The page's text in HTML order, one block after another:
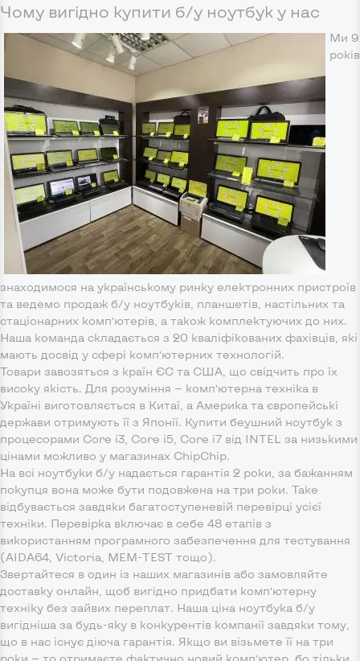
Чому вигідно купити б/у ноутбук у нас
Ми 9
років
знаходимося на українському ринку електронних пристроїв
та ведемо продаж б/у ноутбуків, планшетів, настільних та
стаціонарних комп’ютерів, а також комплектуючих до них.
Наша команда складається з 20 кваліфікованих фахівців, які
мають досвід у сфері комп’ютерних технологій.
Товари завозяться з країн ЄС та США, що свідчить про їх
високу якість. Для розуміння — комп’ютерна техніка в
Україні виготовляється в Китаї, а Америка та європейські
держави отримують її з Японії. Купити беушний ноутбук з
процесорами Core i3, Core i5, Core i7 від INTEL за низькими
цінами можливо у магазинах ChipChip.
На всі ноутбуки б/у надається гарантія 2 роки, за бажанням
покупця вона може бути подовжена на три роки. Таке
відбувається завдяки багатоступеневій перевірці усієї
техніки. Перевірка включає в себе 48 етапів з
використанням програмного забезпечення для тестування
(AIDA64, Victoria, MEM-TEST тощо).
Звертайтеся в один із наших магазинів або замовляйте
доставку онлайн, щоб вигідно придбати комп’ютерну
техніку без зайвих переплат. Наша ціна ноутбука б/у
вигідніша за будь-яку в конкурентів компанії завдяки тому,
що в нас існує діюча гарантія. Якщо ви візьмете її на три
роки — то отримаєте фактично новий комп’ютер, бо тільки